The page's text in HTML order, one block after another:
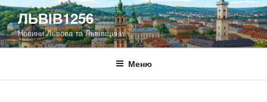
Перейти
до
вмісту
ЛЬВІВ1256
Новини Львова та Львівщини
Меню